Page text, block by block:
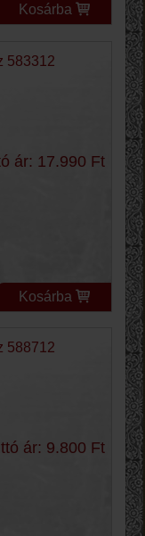
Kosárba
583312
ár: 17.990 Ft
Kosárba
588712
ár: 9.800 Ft